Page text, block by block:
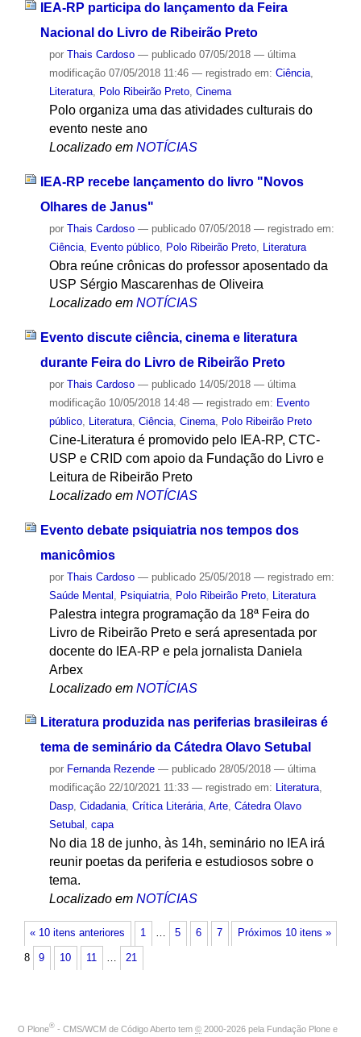
IEA-RP participa do lançamento da Feira
Nacional do Livro de Ribeirão Preto
por Thais Cardoso — publicado07/05/2018 — última
modificação07/05/2018 11:46 — registrado em: Ciência,
Literatura, Polo Ribeirão Preto, Cinema
Polo organiza uma das atividades culturais do
evento neste ano
Localizado em NOTÍCIAS
IEA-RP recebe lançamento do livro "Novos
Olhares de Janus"
por Thais Cardoso — publicado07/05/2018 — registrado em:
Ciência, Evento público, Polo Ribeirão Preto, Literatura
Obra reúne crônicas do professor aposentado da
USP Sérgio Mascarenhas de Oliveira
Localizado em NOTÍCIAS
Evento discute ciência, cinema e literatura
durante Feira do Livro de Ribeirão Preto
por Thais Cardoso — publicado14/05/2018 — última
modificação10/05/2018 14:48 — registrado em: Evento
público, Literatura, Ciência, Cinema, Polo Ribeirão Preto
Cine-Literatura é promovido pelo IEA-RP, CTC-
USP e CRID com apoio da Fundação do Livro e
Leitura de Ribeirão Preto
Localizado em NOTÍCIAS
Evento debate psiquiatria nos tempos dos
manicômios
por Thais Cardoso — publicado25/05/2018 — registrado em:
Saúde Mental
Psiquiatria, Polo Ribeirão Preto, Literatura
Palestra integra programação da 18ª Feira do
Livro de Ribeirão Preto e será apresentada por
docente do IEA-RP e pela jornalista Daniela
Arbex
Localizado em NOTÍCIAS
Literatura produzida nas periferias brasileiras é
tema de seminário da Cátedra Olavo Setubal
por Fernanda Rezende — publicado28/05/2018 — última
modificação22/10/2021 11:33 — registrado em: Literatura,
Dasp, Cidadania, Crítica Literária, Arte, Cátedra Olavo
Setubal , capa
No dia 18 de junho, às 14h, seminário no IEA irá
reunir poetas da periferia e estudiosos sobre o
tema.
Localizado em NOTÍCIAS
« 10 itens anteriores Próximos 10 itens »
1 … 5 6 7
8 9 10 11 … 21
O Plone® - CMS/WCM de Código Aberto tem © 2000-2026 pela Fundação Plone e